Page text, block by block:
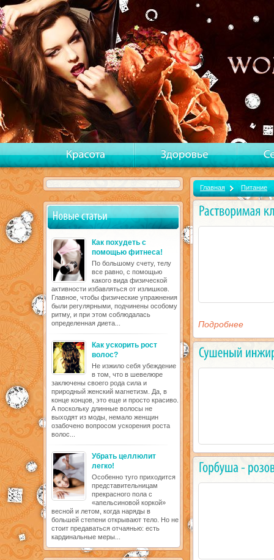
Как похудеть с
помощью фитнеса!
По большому счету, телу
все равно, с помощью
какого вида физической
активности избавляться от излишков.
Главное, чтобы физические упражнения
были регулярными, подчинены особому
ритму, и при этом соблюдалась
определенная диета...
Как ускорить рост
волос?
Не изжило себя убеждение
в том, что в шевелюре
заключены своего рода сила и
природный женский магнетизм. Да, в
конце концов, это еще и просто красиво.
А поскольку длинные волосы не
выходят из моды, немало женщин
озабочено вопросом ускорения роста
волос...
Убрать целлюлит
легко!
Особенно туго приходится
представительницам
прекрасного пола с
«апельсиновой коркой»
весной и летом, когда наряды в
большей степени открывают тело. Но не
стоит предаваться отчаянью: есть
кардинальные меры...
Главная Питание
Подробнее